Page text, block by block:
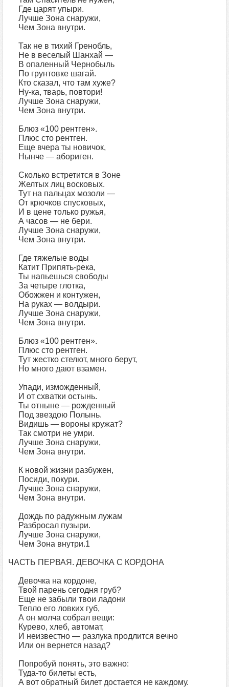
Где царят упыри.
Лучше Зона снаружи,
Чем Зона внутри.
Так не в тихий Гренобль,
Не в веселый Шанхай —
В опаленный Чернобыль
По грунтовке шагай.
Кто сказал, что там хуже?
Ну-ка, тварь, повтори!
Лучше Зона снаружи,
Чем Зона внутри.
Блюз «100 рентген».
Плюс сто рентген.
Еще вчера ты новичок,
Нынче — абориген.
Сколько встретится в Зоне
Желтых лиц восковых.
Тут на пальцах мозоли —
От крючков спусковых,
И в цене только ружья,
А часов — не бери.
Лучше Зона снаружи,
Чем Зона внутри.
Где тяжелые воды
Катит Припять-река,
Ты напьешься свободы
За четыре глотка,
Обожжен и контужен,
На руках — волдыри.
Лучше Зона снаружи,
Чем Зона внутри.
Блюз «100 рентген».
Плюс сто рентген.
Тут жестко стелют, много берут,
Но много дают взамен.
Упади, изможденный,
И от схватки остынь.
Ты отныне — рожденный
Под звездою Полынь.
Видишь — вороны кружат?
Так смотри не умри.
Лучше Зона снаружи,
Чем Зона внутри.
К новой жизни разбужен,
Посиди, покури.
Лучше Зона снаружи,
Чем Зона внутри.
Дождь по радужным лужам
Разбросал пузыри.
Лучше Зона снаружи,
Чем Зона внутри.1
ЧАСТЬ ПЕРВАЯ. ДЕВОЧКА С КОРДОНА
Девочка на кордоне,
Твой парень сегодня груб?
Еще не забыли твои ладони
Тепло его ловких губ,
А он молча собрал вещи:
Курево, хлеб, автомат,
И неизвестно — разлука продлится вечно
Или он вернется назад?
Попробуй понять, это важно:
Туда-то билеты есть,
А вот обратный билет достается не каждому.